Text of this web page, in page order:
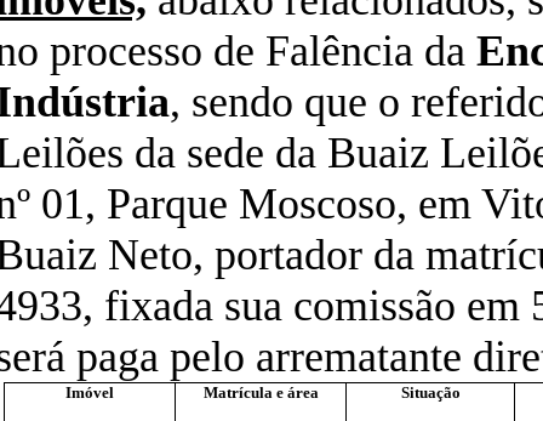
processo de Falência da
, sendo que o
da sede da Buaiz
01, Parque Moscoso, em
Neto, portador da
fixada sua comissão em
paga pelo arrematante
Imóvel Matrícula e área Situação